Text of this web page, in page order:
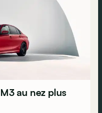
au nez plus